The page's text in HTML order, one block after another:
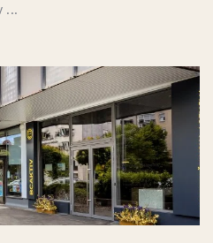
...